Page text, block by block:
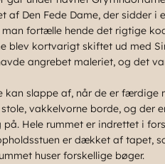
Den Fede Dame, der sidder i
fortælle hende det rigtige
blev kortvarigt skiftet ud med
angrebet maleriet, og det
kan slappe af, når de er færdige
vakkelvorne borde, og der
Hele rummet er indrettet i
er dækket af tapet,
huser forskellige bøger.